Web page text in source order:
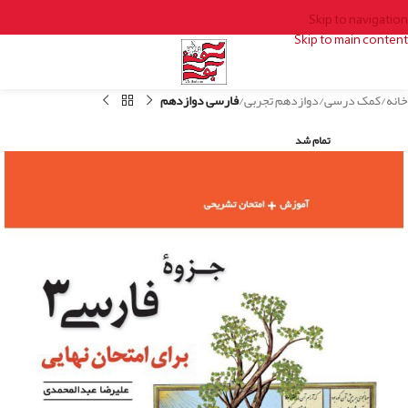
Skip to navigation
Skip to main content
خانه کمک درسی دوازدهم تجربی فارسی دوازدهم
تمام شد